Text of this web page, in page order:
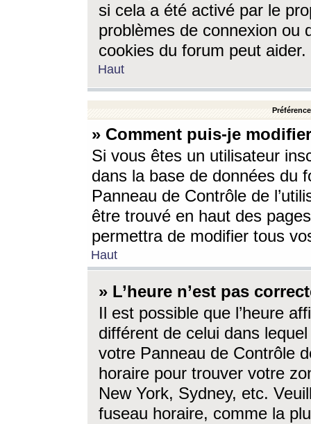
si cela a été activé par le
problèmes de connexion ou
cookies du forum peut aider.
Haut
» Comment puis-je
Si vous êtes un utilisateur
dans la base de données du
Panneau de Contrôle de
être trouvé en haut des
permettra de modifier tous
Haut
» L’heure n’est pas
Il est possible que l’heure
différent de celui dans
votre Panneau de Contrôle
horaire pour trouver votre
New York, Sydney, etc.
fuseau horaire, comme la